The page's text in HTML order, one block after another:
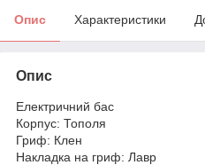
Опис Характеристики
Опис
Електричний бас
Корпус: Тополя
Гриф: Клен
Накладка на гриф: Лавр